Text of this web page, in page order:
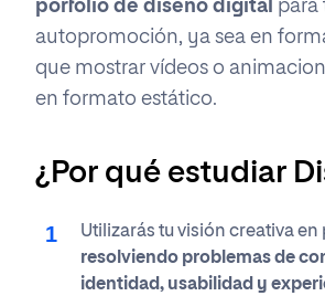
porfolio de diseño digital para
autopromoción, ya sea en
que mostrar vídeos o
en formato estático.
¿Por qué estudiar
Utilizarás tu visión creativa
resolviendo problemas de
identidad, usabilidad y